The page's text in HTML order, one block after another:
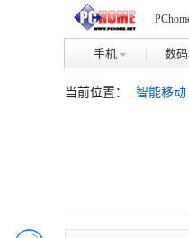
手机 数
当前位置： 智能移动